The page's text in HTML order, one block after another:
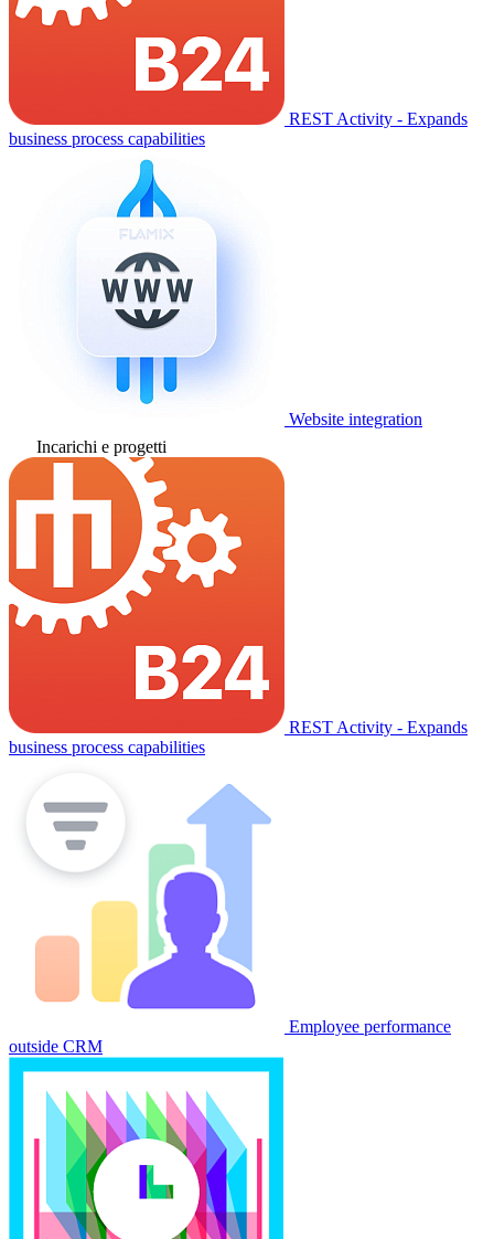
REST Activity - Expands
business process capabilities
Website integration
Incarichi e progetti
REST Activity - Expands
business process capabilities
Employee performance
outside CRM